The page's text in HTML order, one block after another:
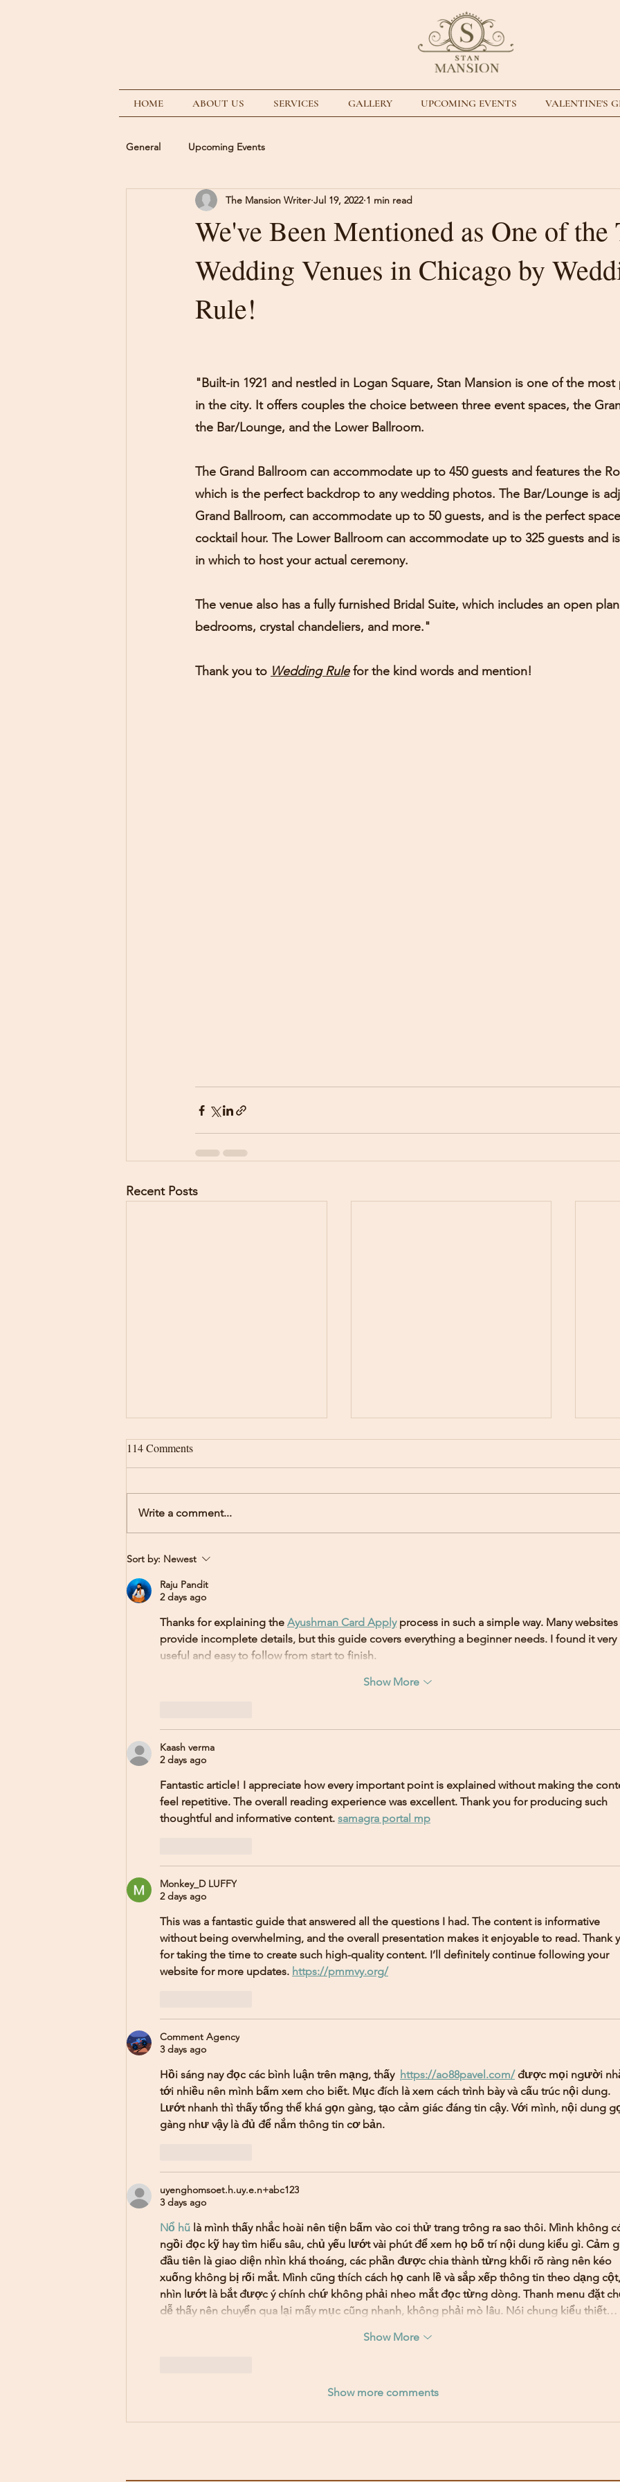
HOME ABOUT US SERVICES GALLERY UPCOMING EVENTS VALENTINE'S
General Upcoming Events
We've Been Mentioned as One of the
Wedding Venues in Chicago by
Rule!
The Mansion Writer Jul 19, 2022 1 min read
"Built-in 1921 and nestled in Logan Square, Stan Mansion is one of the
in the city. It offers couples the choice between three event spaces, the
the Bar/Lounge, and the Lower Ballroom.
The Grand Ballroom can accommodate up to 450 guests and features the
which is the perfect backdrop to any wedding photos. The Bar/Lounge is
Grand Ballroom, can accommodate up to 50 guests, and is the perfect
cocktail hour. The Lower Ballroom can accommodate up to 325 guests and
in which to host your actual ceremony.
The venue also has a fully furnished Bridal Suite, which includes an open
bedrooms, crystal chandeliers, and more."
Thank you to Wedding Rule for the kind words and mention!
Recent Posts
Explore the Elegance of Stan
114 Comments
Write a comment...
Sort by: Newest
Raju Pandit
2 days ago
Thanks for explaining the Ayushman Card Apply process in such a simple way. Many websites
provide incomplete details, but this guide covers everything a beginner needs. I found it very
useful and easy to follow from start to finish.
Show More
Kaash verma
2 days ago
Fantastic article! I appreciate how every important point is explained without making the
feel repetitive. The overall reading experience was excellent. Thank you for producing such
thoughtful and informative content. samagra portal mp
Monkey_D LUFFY
2 days ago
This was a fantastic guide that answered all the questions I had. The content is informative
without being overwhelming, and the overall presentation makes it enjoyable to read. Thank
for taking the time to create such high-quality content. I’ll definitely continue following your
website for more updates. https://pmmvy.org/
Comment Agency
3 days ago
Hồi sáng nay đọc các bình luận trên mạng, thấy https://ao88pavel.com/ được mọi người
tới nhiều nên mình bấm xem cho biết. Mục đích là xem cách trình bày và cấu trúc nội dung.
Lướt nhanh thì thấy tổng thể khá gọn gàng, tạo cảm giác đáng tin cậy. Với mình, nội dung
gàng như vậy là đủ để nắm thông tin cơ bản.
uyenghomsoet.h.uy.e.n+abc123
3 days ago
Nổ hũ là mình thấy nhắc hoài nên tiện bấm vào coi thử trang trông ra sao thôi. Mình không
ngồi đọc kỹ hay tìm hiểu sâu, chủ yếu lướt vài phút để xem họ bố trí nội dung kiểu gì. Cảm
đầu tiên là giao diện nhìn khá thoáng, các phần được chia thành từng khối rõ ràng nên kéo
xuống không bị rối mắt. Mình cũng thích cách họ canh lề và sắp xếp thông tin theo dạng cột,
nhìn lướt là bắt được ý chính chứ không phải nheo mắt đọc từng dòng. Thanh menu đặt
dễ thấy nên chuyển qua lại mấy mục cũng nhanh, không phải mò lâu. Nói chung kiểu thiết…
Show More
Show more comments